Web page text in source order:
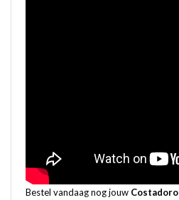
Bestel vandaag nog jouw